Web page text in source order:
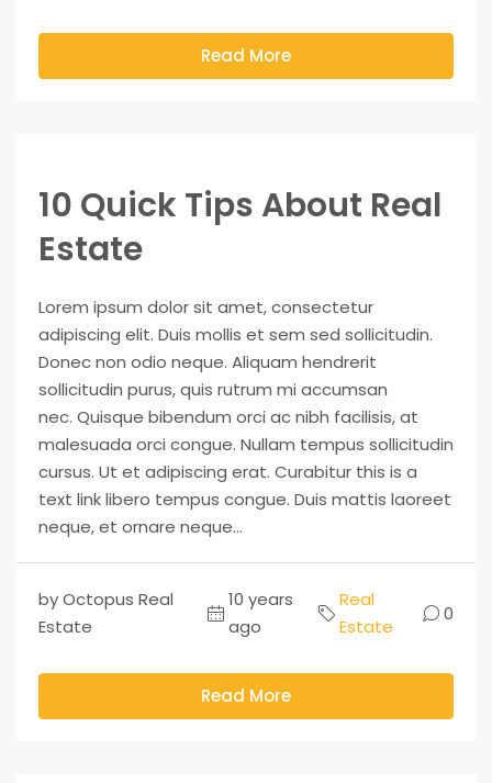
Read More
10 Quick Tips About Real
Estate
Lorem ipsum dolor sit amet, consectetur
adipiscing elit. Duis mollis et sem sed sollicitudin.
Donec non odio neque. Aliquam hendrerit
sollicitudin purus, quis rutrum mi accumsan
nec. Quisque bibendum orci ac nibh facilisis, at
malesuada orci congue. Nullam tempus sollicitudin
cursus. Ut et adipiscing erat. Curabitur this is a
text link libero tempus congue. Duis mattis laoreet
neque, et ornare neque...
by Octopus Real
Estate
10 years
ago
Real
Estate
0
Read More